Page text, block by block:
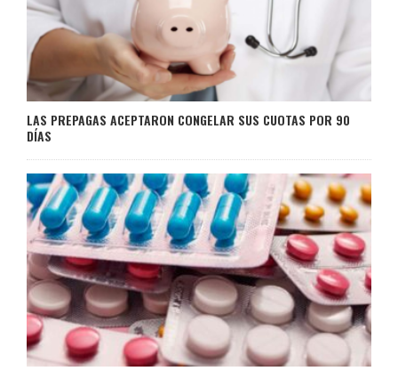
LAS PREPAGAS ACEPTARON CONGELAR SUS CUOTAS POR 90
DÍAS